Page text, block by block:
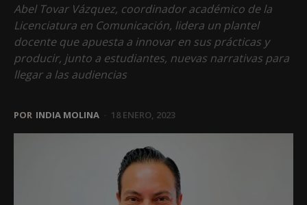
Abel Tovar Vázquez, coordinador académico de la
Licenciatura en Comunicación, lidera un plantel
docente que apuesta a innovar en sus prácticas y
producir, junto a estudiantes, nuevas narrativas para
llegar a las audiencias
POR INDIA MOLINA 18 ENERO, 2023